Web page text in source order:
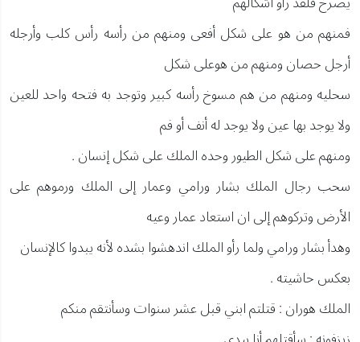
فمنهم من هو على شكل أفعى ومنهم من رأسه رأس كلب وأرجله
أرجل حصان ومنهم من هوعلى شكل
سحليه ومنهم من هم مسوخ رأسه كبير وتوجد به فتحه واحد للعين
ولا يوجد بها عين ولا يوجد له أنف أو فم
ومنهم على شكل الطيور وحده الملك على شكل إنسان .
سحب رجال الملك بشار ورامي وعمار إلى الملك ورموهم على
الأرض وتركوهم إلى ان استعاد عمار وعيه
وهدأ بشار ورامي ولما رأو الملك اندهشوا بشده لأنه يبدوا كالإنسان
بعكس حاشيته .
الملك هوران : قتلتم ابني قبل عشر سنوات وسأنتقم منكم